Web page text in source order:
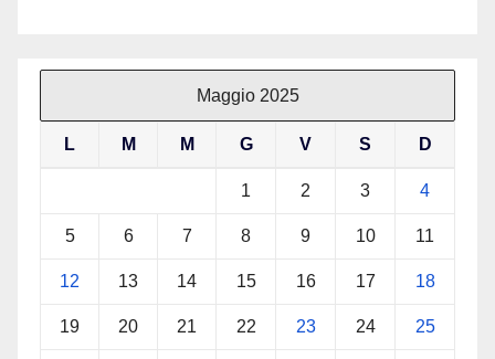
Maggio 2025
L M M G V S D
1 2 3 4
5 6 7 8 9 10 11
12 13 14 15 16 17 18
19 20 21 22 23 24 25